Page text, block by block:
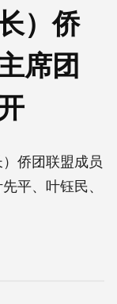
）侨
席团
侨团联盟成员
平、叶钰民、